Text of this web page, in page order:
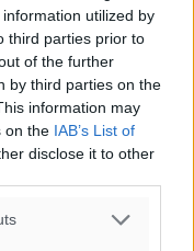
utilized by
third parties prior to
of the further
by third parties on the
information may
on the IAB’s List of
disclose it to other
Κέντρου